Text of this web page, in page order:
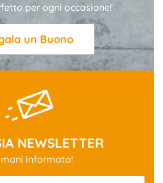
per ogni occasione!
un Buono
NEWSLETTER
informato!